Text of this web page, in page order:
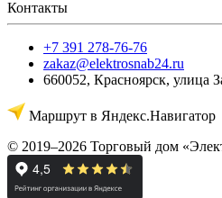
Контакты
+7 391 278-76-76
zakaz@elektrosnab24.ru
660052, Красноярск, улица
Маршрут в Яндекс.Навигатор
© 2019–2026 Торговый дом